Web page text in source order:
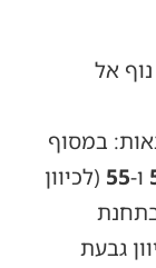
לכיוון הר נוף אל
במסוף
ו-55 (לכיוון